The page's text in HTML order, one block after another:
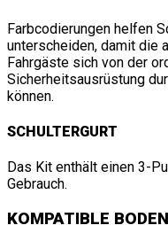
Farbcodierungen helfen
unterscheiden, damit die
Fahrgäste sich von der
Sicherheitsausrüstung
können.
SCHULTERGURT
Das Kit enthält einen 3-
Gebrauch.
KOMPATIBLE